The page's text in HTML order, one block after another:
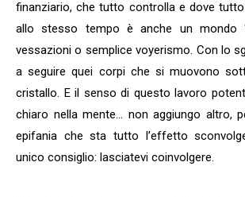
finanziario, che tutto controlla e dove
allo stesso tempo è anche un mondo
vessazioni o semplice voyerismo. Con lo
a seguire quei corpi che si muovono
cristallo. E il senso di questo lavoro
chiaro nella mente… non aggiungo altro,
epifania che sta tutto l’effetto
unico consiglio: lasciatevi coinvolgere.